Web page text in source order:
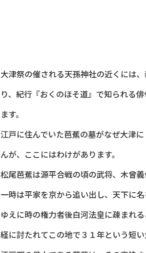
大津祭の催される天孫神社の近くには
り、紀行『おくのほそ道』で知られる
ます。
江戸に住んでいた芭蕉の墓がなぜ大津
んが、ここにはわけがあります。
松尾芭蕉は源平合戦の頃の武将、木曾義
一時は平家を京から追い出し、天下に
ゆえに時の権力者後白河法皇に疎まれ
経に討たれてこの地で３１年という短い